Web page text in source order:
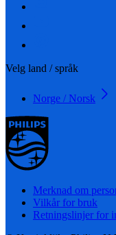
Velg land / språk
Norge / Norsk
Merknad om
Vilkår for bruk
Retningslinjer for